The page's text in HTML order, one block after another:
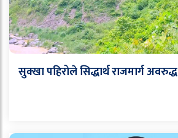
सुक्खा पहिरोले सिद्धार्थ राजमार्ग अवरुद्ध